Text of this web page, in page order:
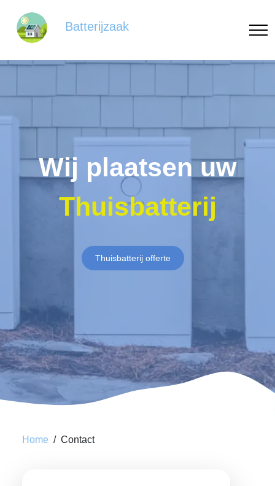
Batterijzaak
Wij plaatsen uw
Thuisbatterij
Thuisbatterij offerte
Home Contact